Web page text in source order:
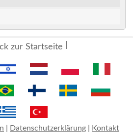
zur Startseite
Datenschutzerklärung Kontakt